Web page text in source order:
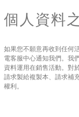
個人資料
如果您不願意再收到任何
電客服中心通知我們。我
資料運用在銷售活動。對
請求製給複製本、請求補
權利。